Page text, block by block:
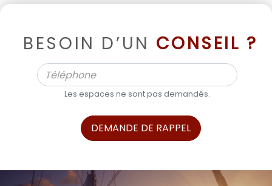
BESOIN D’UN CONSEIL ?
Les espaces ne sont pas demandés.
DEMANDE DE RAPPEL